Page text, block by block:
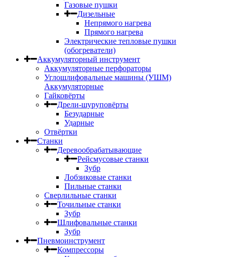
Газовые пушки
Дизельные
Непрямого нагрева
Прямого нагрева
Электрические тепловые пушки
(обогреватели)
Аккумуляторный инструмент
Аккумуляторные перфораторы
Углошлифовальные машины (УШМ)
Аккумуляторные
Гайковёрты
Дрели-шуруповёрты
Безударные
Ударные
Отвёртки
Станки
Деревообрабатывающие
Рейсмусовые станки
Зубр
Лобзиковые станки
Пильные станки
Сверлильные станки
Точильные станки
Зубр
Шлифовальные станки
Зубр
Пневмоинструмент
Компрессоры